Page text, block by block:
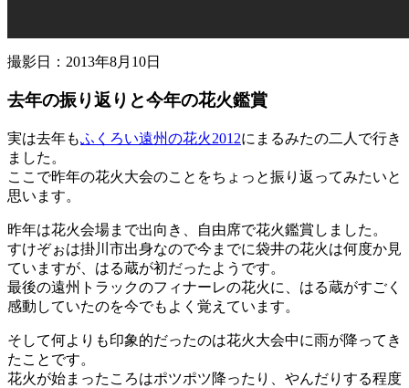
撮影日：2013年8月10日
去年の振り返りと今年の花火鑑賞
実は去年もふくろい遠州の花火2012にまるみたの二人で行き
ました。
ここで昨年の花火大会のことをちょっと振り返ってみたいと
思います。
昨年は花火会場まで出向き、自由席で花火鑑賞しました。
すけぞぉは掛川市出身なので今までに袋井の花火は何度か見
ていますが、はる蔵が初だったようです。
最後の遠州トラックのフィナーレの花火に、はる蔵がすごく
感動していたのを今でもよく覚えています。
そして何よりも印象的だったのは花火大会中に雨が降ってき
たことです。
花火が始まったころはポツポツ降ったり、やんだりする程度